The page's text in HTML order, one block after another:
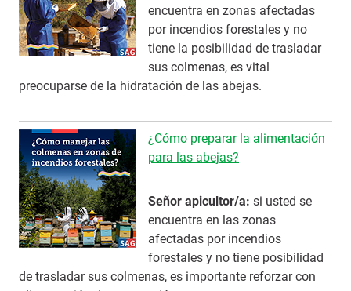
encuentra en zonas afectadas
por incendios forestales y no
tiene la posibilidad de trasladar
sus colmenas, es vital
preocuparse de la hidratación de las abejas.
¿Cómo preparar la alimentación
para las abejas?
Señor apicultor/a: si usted se
encuentra en las zonas
afectadas por incendios
forestales y no tiene posibilidad
de trasladar sus colmenas, es importante reforzar con